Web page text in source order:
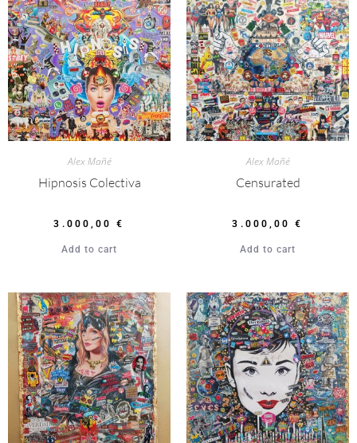
Alex Mañé
Hipnosis Colectiva
3.000,00€
Add to cart
Alex Mañé
Censurated
3.000,00€
Add to cart